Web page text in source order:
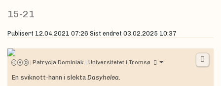
15-21
Publisert 12.04.2021 07:26 Sist endret 03.02.2025 10:37
| Patrycja Dominiak | Universitetet i Tromsø
En sviknott-hann i slekta Dasyhelea